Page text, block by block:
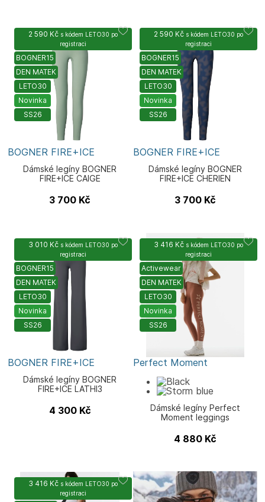
2 590 Kč s kódem LETO30 po
registraci
BOGNER15
DEN MATEK
LETO30
Novinka
SS26
BOGNER FIRE+ICE
Dámské legíny BOGNER
FIRE+ICE CAIGE
3 700 Kč
2 590 Kč s kódem LETO30 po
registraci
BOGNER15
DEN MATEK
LETO30
Novinka
SS26
BOGNER FIRE+ICE
Dámské legíny BOGNER
FIRE+ICE CHERIEN
3 700 Kč
3 010 Kč s kódem LETO30 po
registraci
BOGNER15
DEN MATEK
LETO30
Novinka
SS26
BOGNER FIRE+ICE
Dámské legíny BOGNER
FIRE+ICE LATHI3
4 300 Kč
3 416 Kč s kódem LETO30 po
registraci
Activewear
DEN MATEK
LETO30
Novinka
SS26
Perfect Moment
Dámské legíny Perfect
Moment leggings
4 880 Kč
3 416 Kč s kódem LETO30 po
registraci